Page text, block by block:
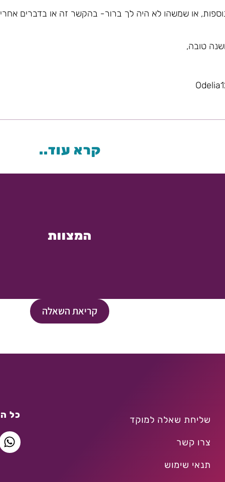
או שמשהו לא היה לך ברור- בהקשר זה או בדברים
טובה,
קרא עוד..
המצוות
קריאת השאלה
שליחת שאלה למוקד
צרו קשר
תנאי שימוש
כל